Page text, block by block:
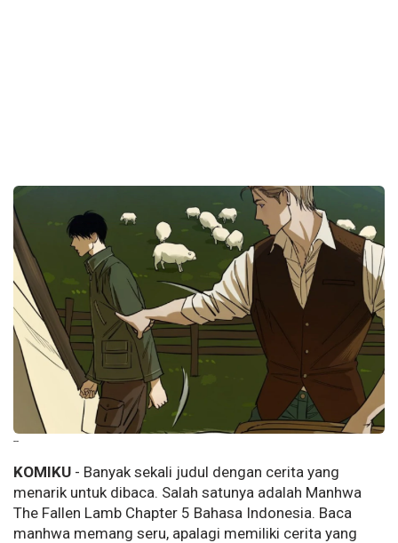
--
KOMIKU - Banyak sekali judul dengan cerita yang
menarik untuk dibaca. Salah satunya adalah Manhwa
The Fallen Lamb Chapter 5 Bahasa Indonesia. Baca
manhwa memang seru, apalagi memiliki cerita yang